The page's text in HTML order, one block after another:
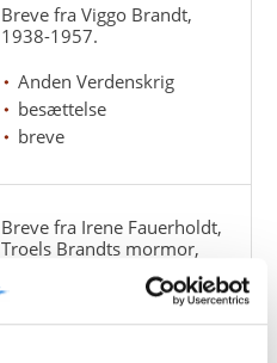
Breve fra Viggo Brandt,
1938-1957.
Anden Verdenskrig
besættelse
breve
Breve fra Irene Fauerholdt,
Troels Brandts mormor,